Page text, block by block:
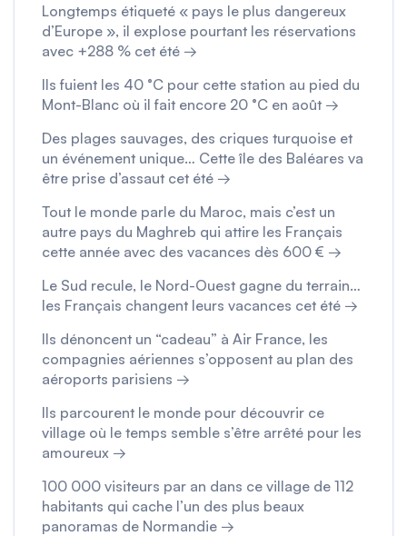
Longtemps étiqueté « pays le plus dangereux
d’Europe », il explose pourtant les réservations
avec +288 % cet été →
Ils fuient les 40 °C pour cette station au pied du
Mont-Blanc où il fait encore 20 °C en août →
Des plages sauvages, des criques turquoise et
un événement unique… Cette île des Baléares va
être prise d’assaut cet été →
Tout le monde parle du Maroc, mais c’est un
autre pays du Maghreb qui attire les Français
cette année avec des vacances dès 600 € →
Le Sud recule, le Nord-Ouest gagne du terrain…
les Français changent leurs vacances cet été →
Ils dénoncent un “cadeau” à Air France, les
compagnies aériennes s’opposent au plan des
aéroports parisiens →
Ils parcourent le monde pour découvrir ce
village où le temps semble s’être arrêté pour les
amoureux →
100 000 visiteurs par an dans ce village de 112
habitants qui cache l’un des plus beaux
panoramas de Normandie →